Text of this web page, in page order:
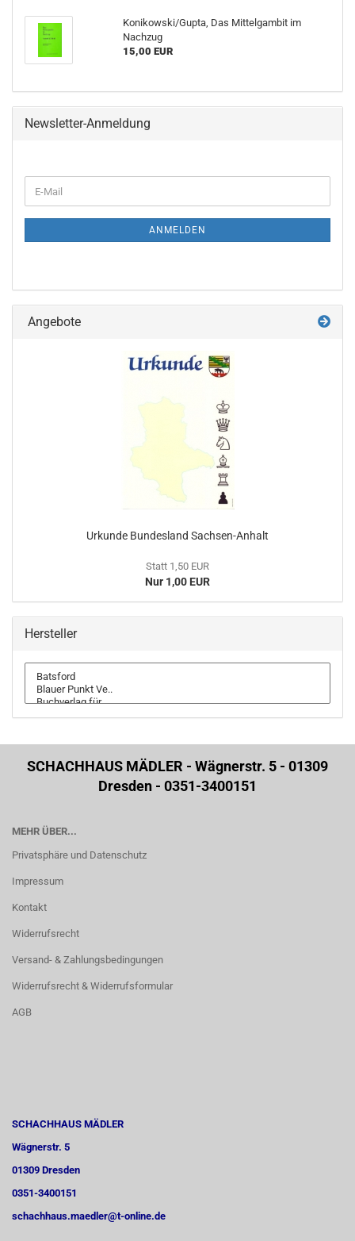
Konikowski/Gupta, Das Mittelgambit im
Nachzug
15,00 EUR
Newsletter-Anmeldung
ZUR
E-
Mail
ANMELDEN
Angebote
Urkunde Bundesland Sachsen-Anhalt
Statt 1,50 EUR
Nur 1,00 EUR
Hersteller
SCHACHHAUS MÄDLER - Wägnerstr. 5 - 01309
Dresden - 0351-3400151
MEHR ÜBER...
Privatsphäre und Datenschutz
Impressum
Kontakt
Widerrufsrecht
Versand- & Zahlungsbedingungen
Widerrufsrecht & Widerrufsformular
AGB
SCHACHHAUS MÄDLER
Wägnerstr. 5
01309 Dresden
0351-3400151
schachhaus.maedler@t-online.de